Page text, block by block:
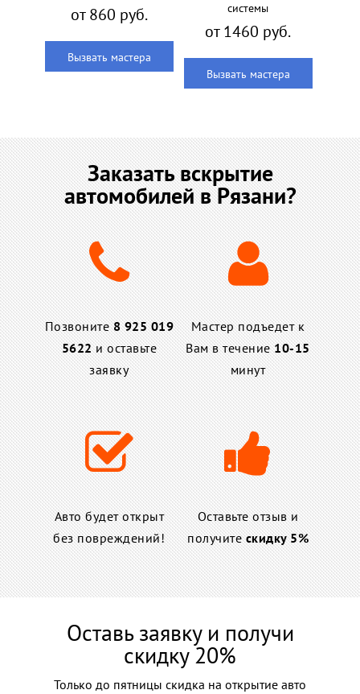
от 860 руб.
Вызвать мастера
системы
от 1460 руб.
Вызвать мастера
Заказать вскрытие
автомобилей в Рязани?
Позвоните8 925 019
5622 и оставьте
заявку
Мастер подъедет к
Вам в течение10-15
минут
Авто будет открыт
без повреждений!
Оставьте отзыв и
получитескидку 5%
Оставь заявку и получи
скидку 20%
Только до пятницы скидка на открытие авто